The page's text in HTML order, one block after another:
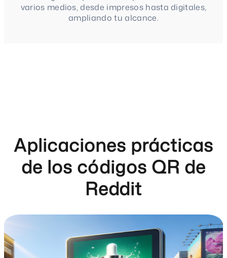
varios medios, desde impresos hasta digitales,
ampliando tu alcance.
Aplicaciones prácticas
de los códigos QR de
Reddit